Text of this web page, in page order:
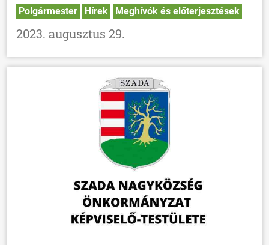
Polgármester Hírek Meghívók és előterjesztések
2023. augusztus 29.